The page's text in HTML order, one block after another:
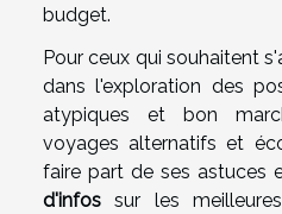
budget.
Pour ceux qui souhaitent
dans l'exploration des
atypiques et bon
voyages alternatifs et
faire part de ses astuces
d'infos sur les